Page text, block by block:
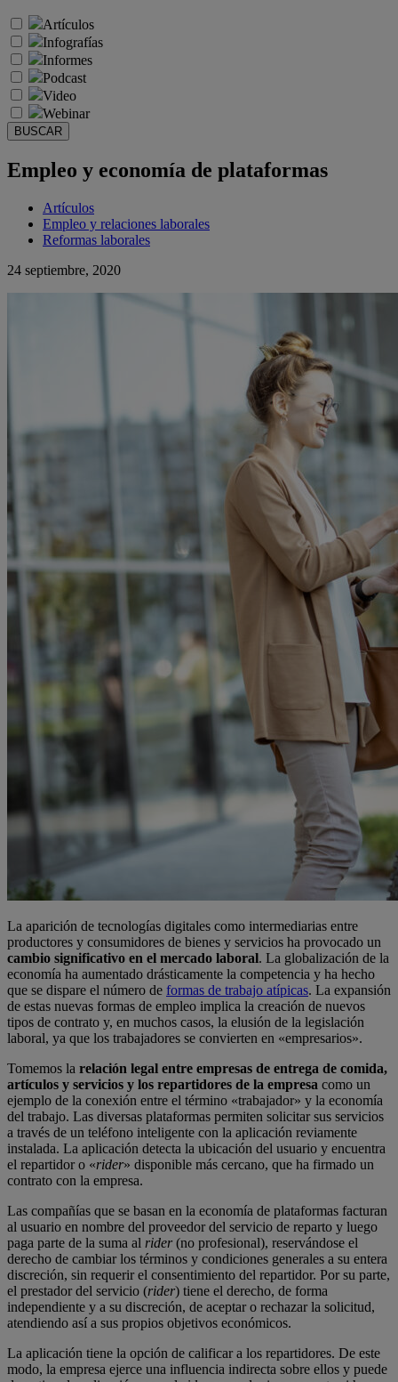
Artículos
Infografías
Informes
Podcast
Video
Webinar
BUSCAR
Empleo y economía de plataformas
Artículos
Empleo y relaciones laborales
Reformas laborales
24 septiembre, 2020
La aparición de tecnologías digitales como intermediarias entre
productores y consumidores de bienes y servicios ha provocado un
cambio significativo en el mercado laboral. La globalización de la
economía ha aumentado drásticamente la competencia y ha hecho
que se dispare el número de formas de trabajo atípicas. La expansión
de estas nuevas formas de empleo implica la creación de nuevos
tipos de contrato y, en muchos casos, la elusión de la legislación
laboral, ya que los trabajadores se convierten en «empresarios».
Tomemos la relación legal entre empresas de entrega de comida,
artículos y servicios y los repartidores de la empresa como un
ejemplo de la conexión entre el término «trabajador» y la economía
del trabajo. Las diversas plataformas permiten solicitar sus servicios
a través de un teléfono inteligente con la aplicación reviamente
instalada. La aplicación detecta la ubicación del usuario y encuentra
el repartidor o «rider» disponible más cercano, que ha firmado un
contrato con la empresa.
Las compañías que se basan en la economía de plataformas facturan
al usuario en nombre del proveedor del servicio de reparto y luego
paga parte de la suma al rider(no profesional), reservándose el
derecho de cambiar los términos y condiciones generales a su entera
discreción, sin requerir el consentimiento del repartidor. Por su parte,
el prestador del servicio (rider) tiene el derecho, de forma
independiente y a su discreción, de aceptar o rechazar la solicitud,
atendiendo así a sus propios objetivos económicos.
La aplicación tiene la opción de calificar a los repartidores. De este
modo, la empresa ejerce una influencia indirecta sobre ellos y puede